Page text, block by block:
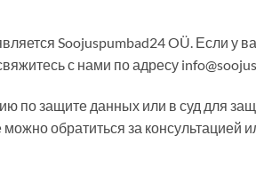
Soojuspumbad24 OÜ. Если у
с нами по адресу
по защите данных или в суд для
можно обратиться за